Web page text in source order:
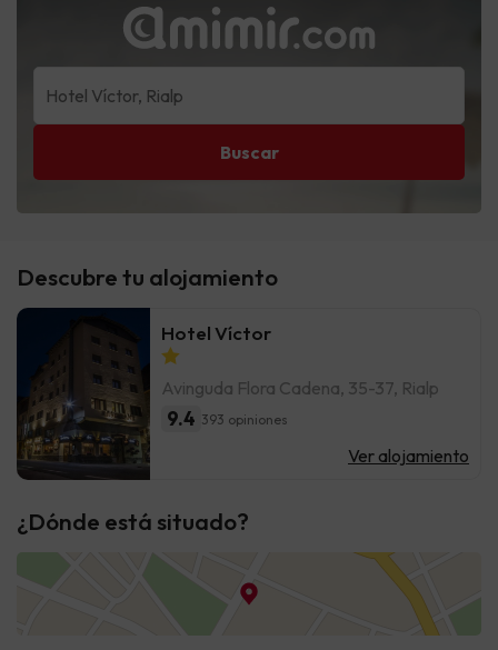
Descubre tu alojamiento
Hotel Víctor
Avinguda Flora Cadena, 35-37, Rialp
9.4 393 opiniones
Ver alojamiento
¿Dónde está situado?
Buscar